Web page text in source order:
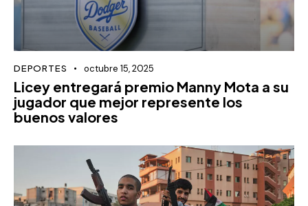
DEPORTES octubre 15, 2025
Licey entregará premio Manny Mota a su
jugador que mejor represente los
buenos valores